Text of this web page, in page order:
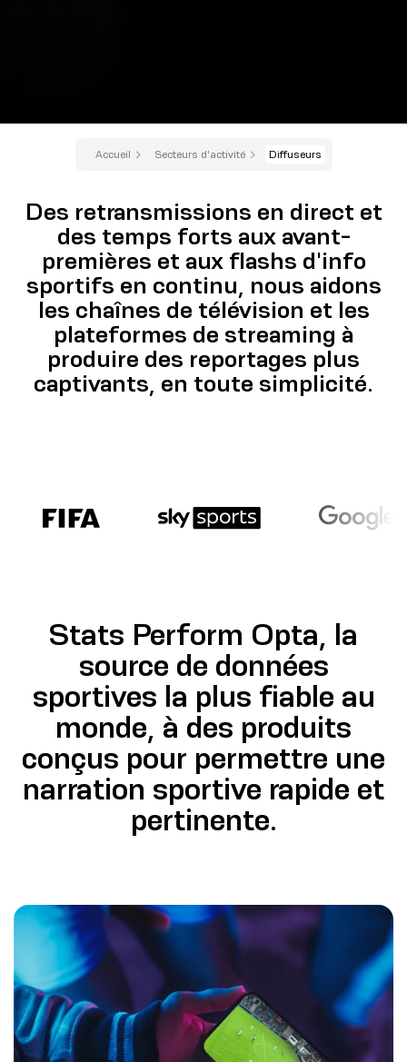
Accueil Secteurs d'activité Diffuseurs
Des retransmissions en direct et
des temps forts aux avant-
premières et aux flashs d'info
sportifs en continu, nous aidons
les chaînes de télévision et les
plateformes de streaming à
produire des reportages plus
captivants, en toute simplicité.
Stats Perform Opta, la
source de données
sportives la plus fiable au
monde, à des produits
conçus pour permettre une
narration sportive rapide et
pertinente.